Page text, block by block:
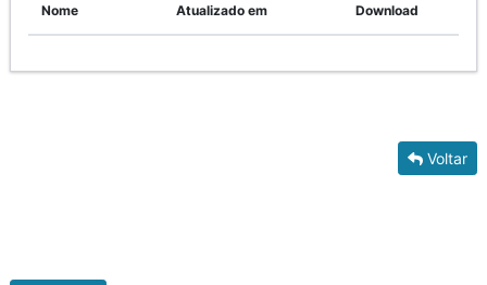
Nome Atualizado em Download
Voltar